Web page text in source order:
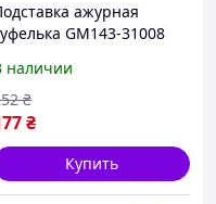
ажурная
GM143-31008
наличии
₴
₴
Купить